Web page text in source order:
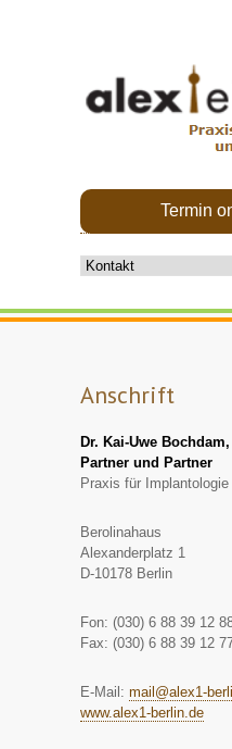
Termin
Anschrift
Dr. Kai-Uwe
Partner und Partner
Praxis für
Berolinahaus
Alexanderplatz 1
D-10178 Berlin
Fon: (030) 6 88 39 12
Fax: (030) 6 88 39 12
E-Mail: mail@alex1-
www.alex1-berlin.de